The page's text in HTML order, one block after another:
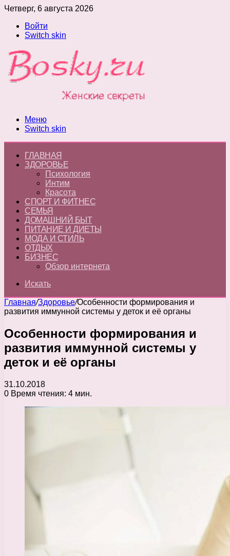
Четверг, 6 августа 2026
Войти
Switch skin
Меню
Switch skin
ГЛАВНАЯ
ЗДОРОВЬЕ
Психология
Интим
Красота
СПОРТ И ФИТНЕС
СЕМЬЯ
ДОМАШНИЙ БЫТ
ПИТАНИЕ И ДИЕТЫ
МОДА И СТИЛЬ
ОТДЫХ
БИЗНЕС
Обзор интернета
Искать
Главная/Здоровье/Особенности формирования и
развития иммунной системы у деток и её органы
Особенности формирования и
развития иммунной системы у
деток и её органы
31.10.2018
0 Время чтения: 4 мин.